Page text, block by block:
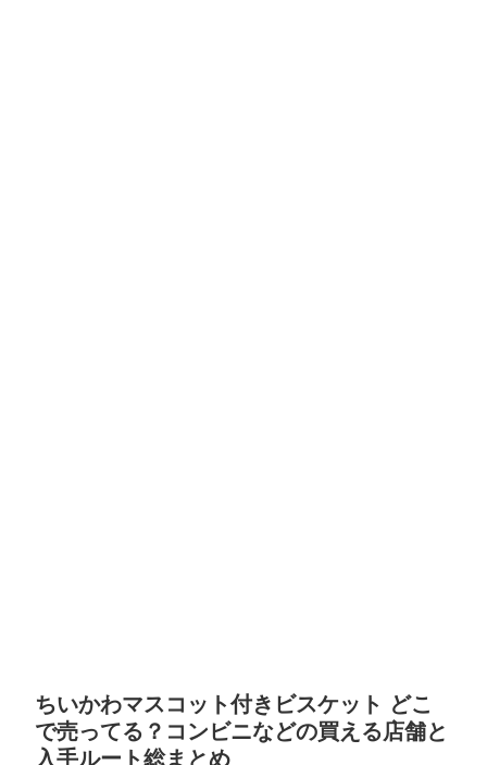
ちいかわマスコット付きビスケット どこ
で売ってる？コンビニなどの買える店舗と
入手ルート総まとめ